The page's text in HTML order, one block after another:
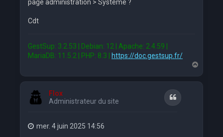
page administration > Système ?
Cdt
GestSup: 3.2.53 | Debian: 12 | Apache: 2.4.59 |
MariaDB: 11.5.2 | PHP: 8.3 |
https://doc.gestsup.fr/
a
Flox
Administrateur du site
Citation
mer. 4 juin 2025 14:56